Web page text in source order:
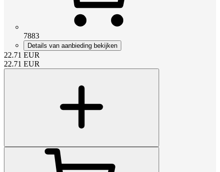
7883
Details van aanbieding bekijken
22.71 EUR
22.71 EUR